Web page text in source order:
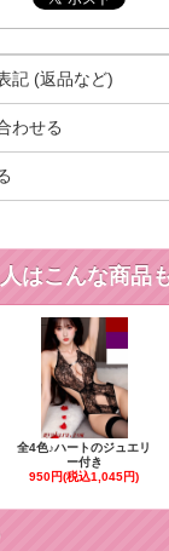
記 (返品など)
わせる
はこんな商品
全4色♪ハートのジュエリ
ー付き
950円(税込1,045円)